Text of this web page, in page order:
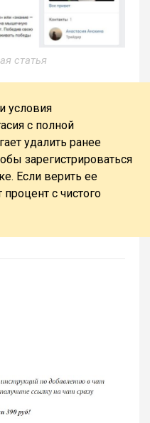
статья
условия
с полной
удалить ранее
зарегистрироваться
Если верить ее
с чистого